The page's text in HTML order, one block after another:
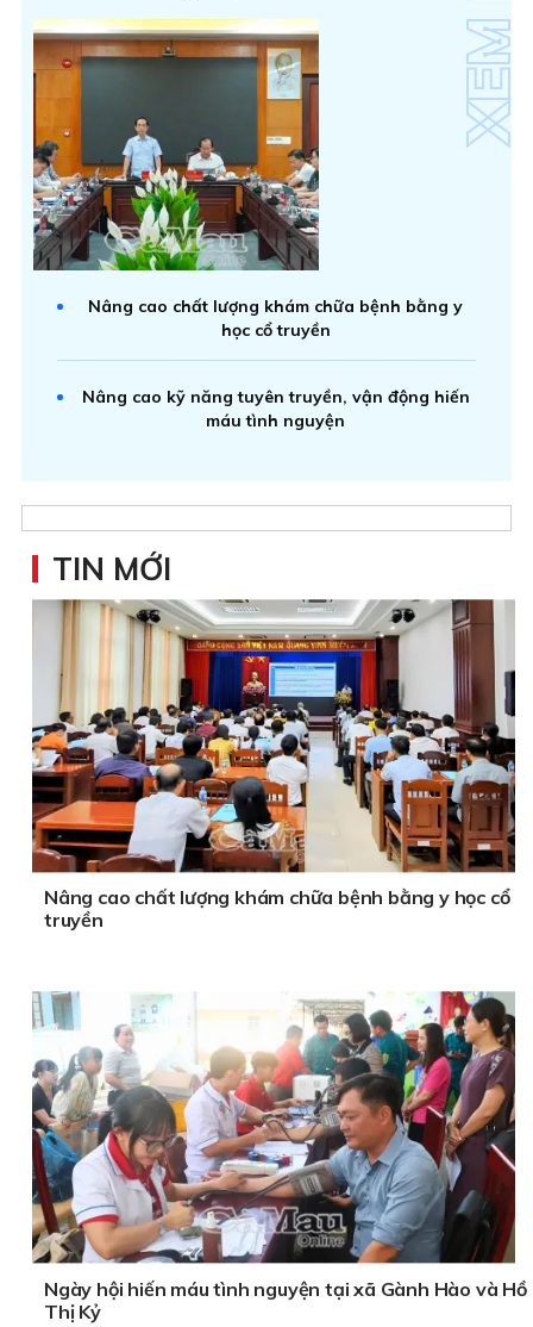
Nâng cao chất lượng khám chữa bệnh bằng y
học cổ truyền
Nâng cao kỹ năng tuyên truyền, vận động hiến
máu tình nguyện
TIN MỚI
Nâng cao chất lượng khám chữa bệnh bằng y học cổ
truyền
Ngày hội hiến máu tình nguyện tại xã Gành Hào và Hồ
Thị Kỷ